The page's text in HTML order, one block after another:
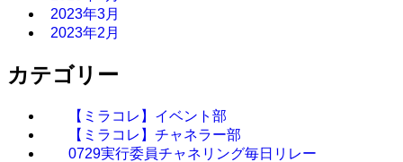
2023年3月
2023年2月
カテゴリー
【ミラコレ】イベント部
【ミラコレ】チャネラー部
0729実行委員チャネリング毎日リレー